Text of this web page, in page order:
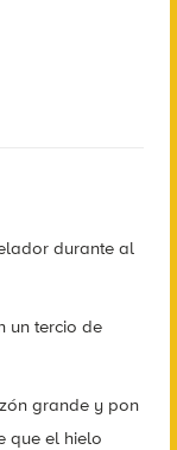
durante al
un tercio de
grande y pon
que el hielo